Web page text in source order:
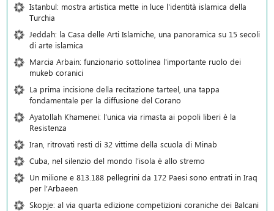
Istanbul: mostra artistica mette in luce l'identità islamica della
Turchia
Jeddah: la Casa delle Arti Islamiche, una panoramica su 15 secoli
di arte islamica
Marcia Arbain: funzionario sottolinea l'importante ruolo dei
mukeb coranici
La prima incisione della recitazione tarteel, una tappa
fondamentale per la diffusione del Corano
Ayatollah Khamenei: l’unica via rimasta ai popoli liberi è la
Resistenza
Iran, ritrovati resti di 32 vittime della scuola di Minab
Cuba, nel silenzio del mondo l’isola è allo stremo
Un milione e 813.188 pellegrini da 172 Paesi sono entrati in Iraq
per l’Arbaeen
Skopje: al via quarta edizione competizioni coraniche dei Balcani